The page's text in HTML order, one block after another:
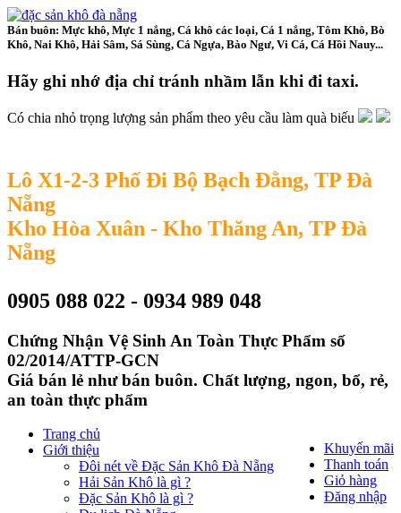
Bán buôn: Mực khô, Mực 1 nắng, Cá khô các loại, Cá 1 nắng, Tôm Khô, Bò
Khô, Nai Khô, Hải Sâm, Sá Sùng, Cá Ngựa, Bào Ngư, Vi Cá, Cá Hồi Nauy...
Hãy ghi nhớ địa chỉ tránh nhầm lẫn khi đi taxi.
Có chia nhỏ trọng lượng sản phẩm theo yêu cầu làm quà biếu
Lô X1-2-3 Phố Đi Bộ Bạch Đằng, TP Đà
Nẵng
Kho Hòa Xuân - Kho Thăng An, TP Đà
Nẵng
0905 088 022 - 0934 989 048
Chứng Nhận Vệ Sinh An Toàn Thực Phẩm số
02/2014/ATTP-GCN
Giá bán lẻ như bán buôn. Chất lượng, ngon, bổ, rẻ,
an toàn thực phẩm
Khuyến mãi
Thanh toán
Giỏ hàng
Đăng nhập
Trang chủ
Giới thiệu
Đôi nét về Đặc Sản Khô Đà Nẵng
Hải Sản Khô là gì ?
Đặc Sản Khô là gì ?